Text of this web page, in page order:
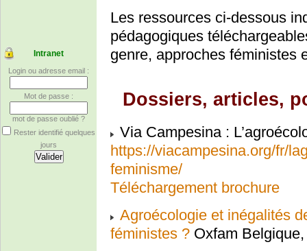
Intranet
Login ou adresse email :
Mot de passe :
mot de passe oublié ?
Rester identifié quelques
jours
Les ressources ci-dessous
pédagogiques
genre, approches féministes
Dossiers, articles,
Via Campesina :
https://viacampesina.org/fr/
feminisme/
Téléchargement brochure
Agroécologie et inégalités
féministes ? Oxfam